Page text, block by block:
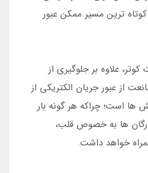
ترین مسیر ممکن عبور
علاوه بر جلوگیری از
از عبور جریان الکتریکی از
ها است؛ چراکه هر گونه بار
ها به خصوص قلب،
خواهد داشت.